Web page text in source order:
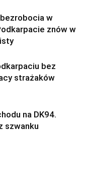
w
znów w
bez
strażaków
na DK94.
szwanku